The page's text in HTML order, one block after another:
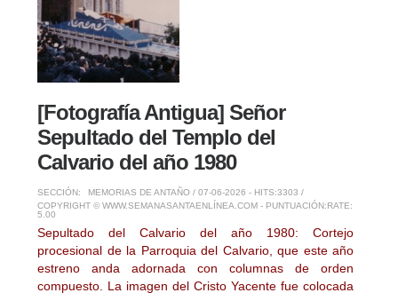
[Fotografía Antigua] Señor
Sepultado del Templo del
Calvario del año 1980
SECCIÓN: MEMORIAS DE ANTAÑO / 07-06-2026 - HITS:3303 /
COPYRIGHT © WWW.SEMANASANTAENLÍNEA.COM - PUNTUACIÓN:RATE:
5.00
Sepultado del Calvario del año 1980: Cortejo
procesional de la Parroquia del Calvario, que este año
estreno anda adornada con columnas de orden
compuesto. La imagen del Cristo Yacente fue colocada